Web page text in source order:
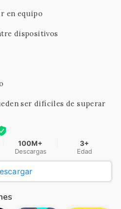
en equipo
dispositivos
ser difíciles de superar
100M+
Descargas
3+
Edad